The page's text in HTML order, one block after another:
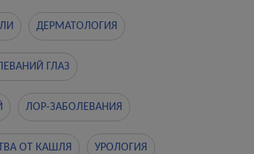
ДЕРМАТОЛОГИЯ
ГЛАЗ
ЛОР-ЗАБОЛЕВАНИЯ
ОТ КАШЛЯ УРОЛОГИЯ